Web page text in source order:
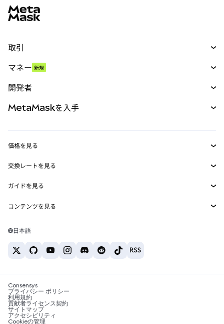
取引
パーペチュアル
RWA
マネー 新規
開発者
MetaMask Connect
Snaps
Web3サービス
MetaMaskを入手
セキュリティ
サポート
キャリア
お問い合わせ
価格を見る
イーサリアムの価格
Solanaの価格
Tetherの価格
交換レートを見る
ETH→USD
USDT→INR
BTC→INR
ETH→USDT
ガイドを見る
ETHの購入
USDTの購入
SHIBの購入
BNBの購入
コンテンツを見る
Solanaウォレット
税制関連ニュース
暗号資産の購入方法は？
ビットコインを売るには？
日本語
Consensys
プライバシー ポリシー
利用規約
貢献者ライセンス契約
サイトマップ
アクセシビリティ
Cookieの管理